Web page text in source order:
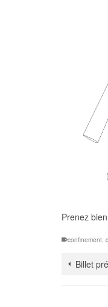
Prenez
confinement
Billet